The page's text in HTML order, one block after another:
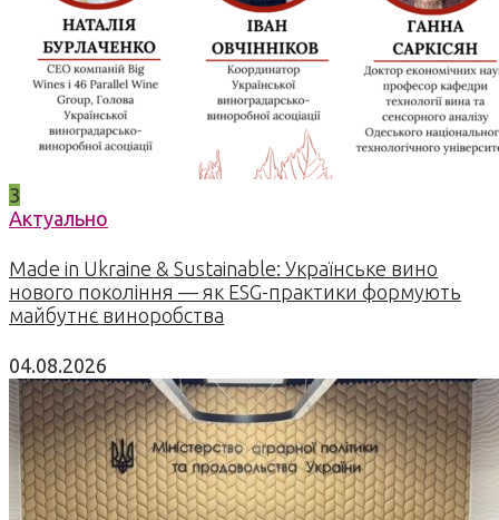
3
Актуально
Made in Ukraine & Sustainable: Українське вино
нового покоління — як ESG-практики формують
майбутнє виноробства
04.08.2026